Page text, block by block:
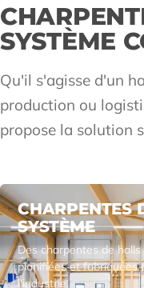
SYSTÈME
Qu'il s'agisse d'un
production ou
propose la solution
CHARPENTES
SYSTÈME
Des charpentes de
planifiées et fabriquées
l'industrie.